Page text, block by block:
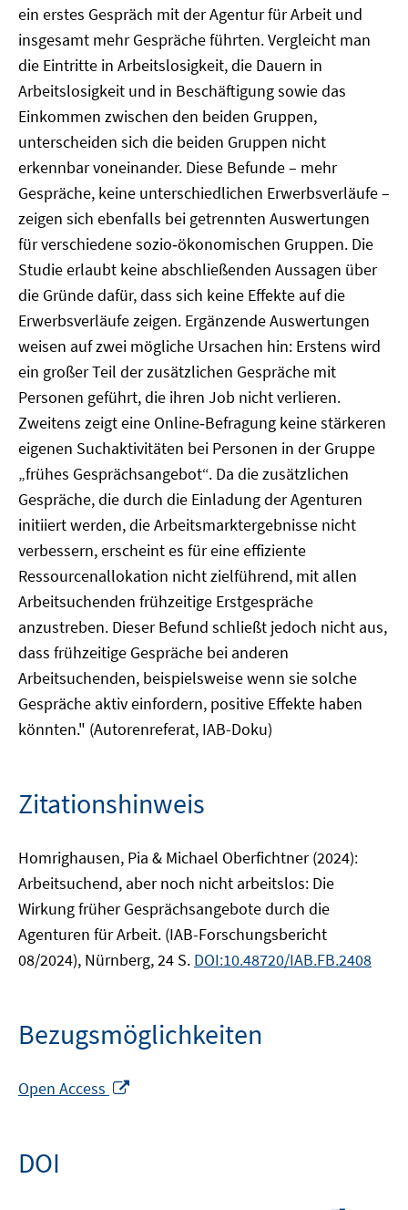
ein erstes Gespräch mit der Agentur für Arbeit und
insgesamt mehr Gespräche führten. Vergleicht man
die Eintritte in Arbeitslosigkeit, die Dauern in
Arbeitslosigkeit und in Beschäftigung sowie das
Einkommen zwischen den beiden Gruppen,
unterscheiden sich die beiden Gruppen nicht
erkennbar voneinander. Diese Befunde – mehr
Gespräche, keine unterschiedlichen Erwerbsverläufe –
zeigen sich ebenfalls bei getrennten Auswertungen
für verschiedene sozio‑ökonomischen Gruppen. Die
Studie erlaubt keine abschließenden Aussagen über
die Gründe dafür, dass sich keine Effekte auf die
Erwerbsverläufe zeigen. Ergänzende Auswertungen
weisen auf zwei mögliche Ursachen hin: Erstens wird
ein großer Teil der zusätzlichen Gespräche mit
Personen geführt, die ihren Job nicht verlieren.
Zweitens zeigt eine Online‑Befragung keine stärkeren
eigenen Suchaktivitäten bei Personen in der Gruppe
„frühes Gesprächsangebot“. Da die zusätzlichen
Gespräche, die durch die Einladung der Agenturen
initiiert werden, die Arbeitsmarktergebnisse nicht
verbessern, erscheint es für eine effiziente
Ressourcenallokation nicht zielführend, mit allen
Arbeitsuchenden frühzeitige Erstgespräche
anzustreben. Dieser Befund schließt jedoch nicht aus,
dass frühzeitige Gespräche bei anderen
Arbeitsuchenden, beispielsweise wenn sie solche
Gespräche aktiv einfordern, positive Effekte haben
könnten." (Autorenreferat, IAB-Doku)
Zitationshinweis
Homrighausen, Pia & Michael Oberfichtner (2024):
Arbeitsuchend, aber noch nicht arbeitslos: Die
Wirkung früher Gesprächsangebote durch die
Agenturen für Arbeit. (IAB-Forschungsbericht
08/2024), Nürnberg, 24 S. DOI:10.48720/IAB.FB.2408
Bezugsmöglichkeiten
Open Access
DOI